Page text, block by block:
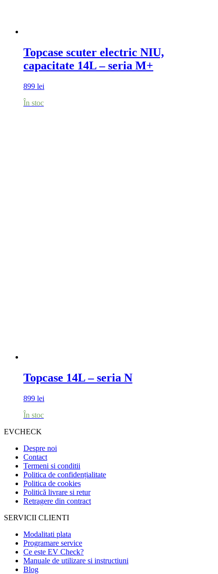
Topcase scuter electric NIU,
capacitate 14L – seria M+
899 lei
În stoc
Topcase 14L – seria N
899 lei
În stoc
EVCHECK
Despre noi
Contact
Termeni si conditii
Politica de confidențialitate
Politica de cookies
Politică livrare si retur
Retragere din contract
SERVICII CLIENTI
Modalitati plata
Programare service
Ce este EV Check?
Manuale de utilizare si instructiuni
Blog